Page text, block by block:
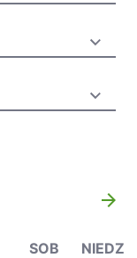
młodzieży
»
SOB NIEDZ